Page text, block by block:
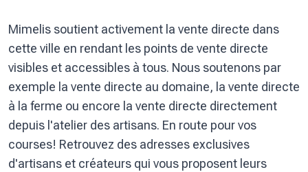
Mimelis soutient activement la vente directe dans
cette ville en rendant les points de vente directe
visibles et accessibles à tous. Nous soutenons par
exemple la vente directe au domaine, la vente directe
à la ferme ou encore la vente directe directement
depuis l'atelier des artisans. En route pour vos
courses! Retrouvez des adresses exclusives
d'artisans et créateurs qui vous proposent leurs